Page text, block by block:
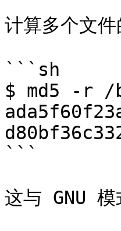
计算多个文
```sh
$ md5 -r
```
这与 GNU 模